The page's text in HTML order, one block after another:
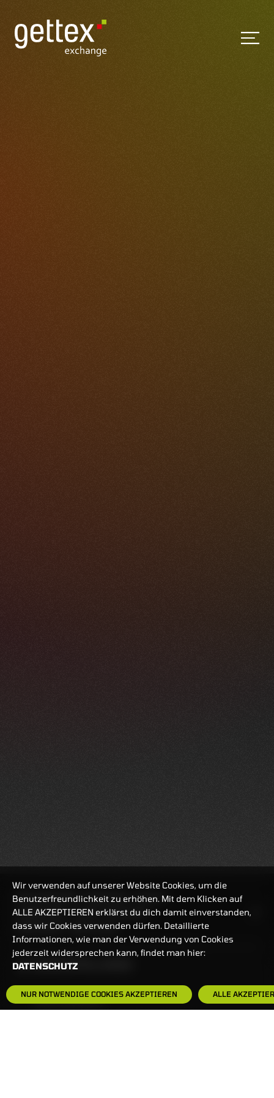
BANKEINSTELLUNGEN
HÄUFIG GESUCHT:
REALTIMEKURSE 06.08.2026
13:26:30
HANDELSZEIT
MO-FR: 7:30-23 UHR
ZERTIFIKATE
8:00-22 UHR
Wir verwenden auf unserer Website Cookies, um die
Benutzerfreundlichkeit zu erhöhen. Mit dem Klicken auf
ALLE AKZEPTIEREN erklärst du dich damit einverstanden,
dass wir Cookies verwenden dürfen. Detaillierte
Informationen, wie man der Verwendung von Cookies
jederzeit widersprechen kann, findet man hier:
DATENSCHUTZ
NUR NOTWENDIGE COOKIES AKZEPTIEREN ALLE